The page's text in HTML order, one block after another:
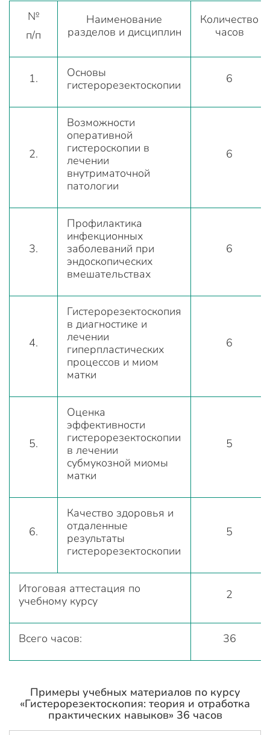
№
п/п
Наименование
разделов и дисциплин
Количество
часов
1.
Основы
гистерорезектоскопии
6
2.
Возможности
оперативной
гистероскопии в
лечении
внутриматочной
патологии
6
3.
Профилактика
инфекционных
заболеваний при
эндоскопических
вмешательствах
6
4.
Гистерорезектоскопия
в диагностике и
лечении
гиперпластических
процессов и миом
матки
6
5.
Оценка
эффективности
гистерорезектоскопии
в лечении
субмукозной миомы
матки
5
6.
Качество здоровья и
отдаленные
результаты
гистерорезектоскопии
5
Итоговая аттестация по
учебному курсу
2
Всего часов: 36
Примеры учебных материалов по курсу
«Гистерорезектоскопия: теория и отработка
практических навыков» 36 часов